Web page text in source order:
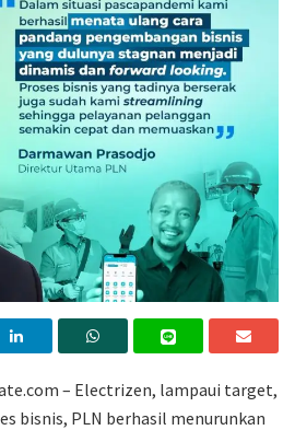
– Electrizen, lampaui target,
bisnis, PLN berhasil menurunkan